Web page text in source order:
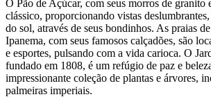
O Pão de Açúcar, com seus morros de granito
clássico, proporcionando vistas
do sol, através de seus bondinhos. As praias
Ipanema, com seus famosos calçadões, são
e esportes, pulsando com a vida carioca. O
fundado em 1808, é um refúgio de paz e
impressionante coleção de plantas e árvores,
palmeiras imperiais.